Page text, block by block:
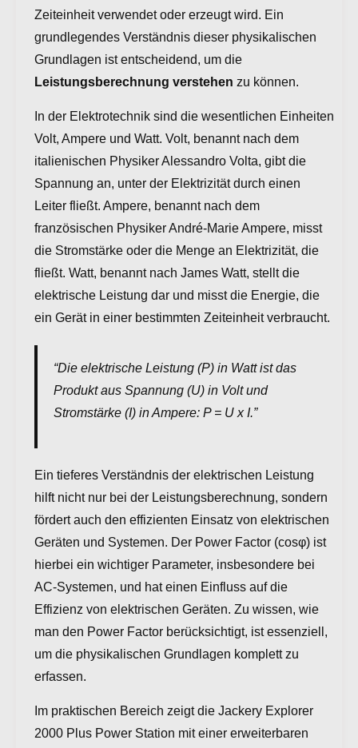
Zeiteinheit verwendet oder erzeugt wird. Ein
grundlegendes Verständnis dieser physikalischen
Grundlagen ist entscheidend, um die
Leistungsberechnung verstehen zu können.
In der Elektrotechnik sind die wesentlichen Einheiten
Volt, Ampere und Watt. Volt, benannt nach dem
italienischen Physiker Alessandro Volta, gibt die
Spannung an, unter der Elektrizität durch einen
Leiter fließt. Ampere, benannt nach dem
französischen Physiker André-Marie Ampere, misst
die Stromstärke oder die Menge an Elektrizität, die
fließt. Watt, benannt nach James Watt, stellt die
elektrische Leistung dar und misst die Energie, die
ein Gerät in einer bestimmten Zeiteinheit verbraucht.
“Die elektrische Leistung (P) in Watt ist das
Produkt aus Spannung (U) in Volt und
Stromstärke (I) in Ampere: P = U x I.”
Ein tieferes Verständnis der elektrischen Leistung
hilft nicht nur bei der Leistungsberechnung, sondern
fördert auch den effizienten Einsatz von elektrischen
Geräten und Systemen. Der Power Factor (cosφ) ist
hierbei ein wichtiger Parameter, insbesondere bei
AC-Systemen, und hat einen Einfluss auf die
Effizienz von elektrischen Geräten. Zu wissen, wie
man den Power Factor berücksichtigt, ist essenziell,
um die physikalischen Grundlagen komplett zu
erfassen.
Im praktischen Bereich zeigt die Jackery Explorer
2000 Plus Power Station mit einer erweiterbaren